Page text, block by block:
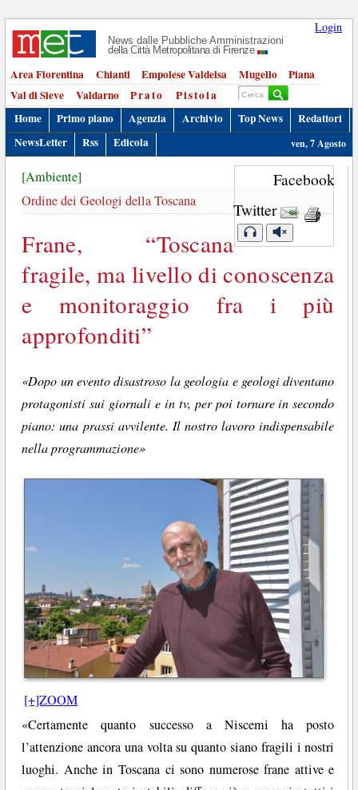
Login
News dalle Pubbliche Amministrazioni
della Città Metropolitana di Firenze
Area Fiorentina Chianti Empolese Valdelsa Mugello
Piana
Val di Sieve
Valdarno Prato
Pistoia
Home
Primo piano Agenzia Archivio Top News
Redattori
NewsLetter
Rss Edicola ven, 7 Agosto
Facebook
Twitter
[Ambiente]
Ordine dei Geologi della Toscana
Frane, “Toscana
fragile, ma livello di conoscenza
e monitoraggio fra i più
approfonditi”
«Dopo un evento disastroso la geologia e geologi diventano
protagonisti sui giornali e in tv, per poi tornare in secondo
piano: una prassi avvilente. Il nostro lavoro indispensabile
nella programmazione»
[+]ZOOM
«Certamente quanto successo a Niscemi ha posto
l’attenzione ancora una volta su quanto siano fragili i nostri
luoghi. Anche in Toscana ci sono numerose frane attive e